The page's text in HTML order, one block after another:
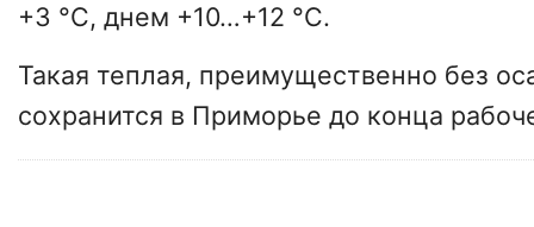
+3 °C, днем +10…+12 °C.
Такая теплая, преимущественно без
сохранится в Приморье до конца